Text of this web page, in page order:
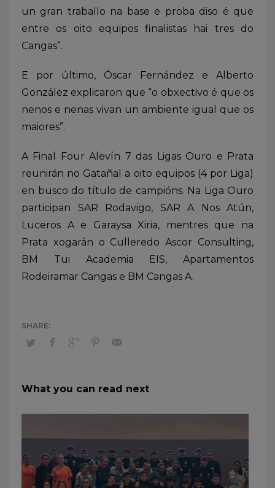
un gran traballo na base e proba diso é que
entre os oito equipos finalistas hai tres do
Cangas”.
E por último, Óscar Fernández e Alberto
González explicaron que “o obxectivo é que os
nenos e nenas vivan un ambiente igual que os
maiores”.
A Final Four Alevín 7 das Ligas Ouro e Prata
reunirán no Gatañal a oito equipos (4 por Liga)
en busco do título de campións. Na Liga Ouro
participan SAR Rodavigo, SAR A Nos Atún,
Luceros A e Garaysa Xiria, mentres que na
Prata xogarán o Culleredo Ascor Consulting,
BM Tui Academia EIS, Apartamentos
Rodeiramar Cangas e BM Cangas A.
What you can read next